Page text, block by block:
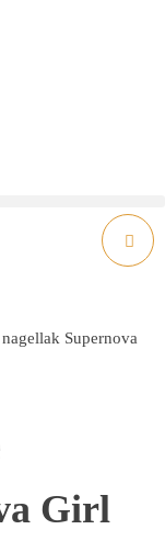
Supernova
Girl